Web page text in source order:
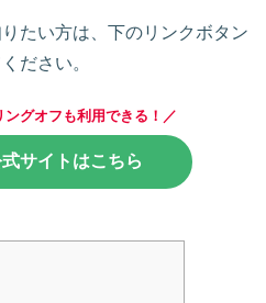
たい方は、下のリンクボタン
ださい。
グオフも利用できる！／
式サイトはこちら